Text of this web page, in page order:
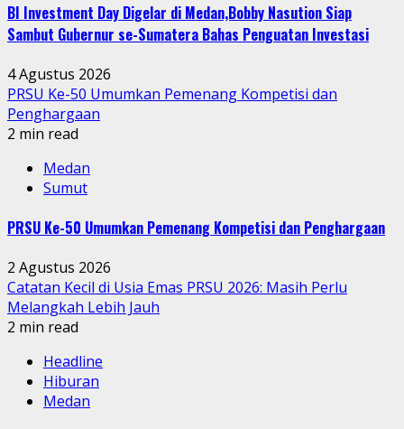
BI Investment Day Digelar di Medan,Bobby Nasution Siap
Sambut Gubernur se-Sumatera Bahas Penguatan Investasi
4 Agustus 2026
PRSU Ke-50 Umumkan Pemenang Kompetisi dan
Penghargaan
2 min read
Medan
Sumut
PRSU Ke-50 Umumkan Pemenang Kompetisi dan Penghargaan
2 Agustus 2026
Catatan Kecil di Usia Emas PRSU 2026: Masih Perlu
Melangkah Lebih Jauh
2 min read
Headline
Hiburan
Medan